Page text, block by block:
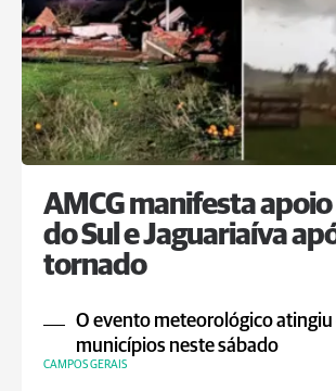
AMCG manifesta apoio
do Sul e Jaguariaíva
tornado
O evento meteorológico atingiu
municípios neste sábado
CAMPOS GERAIS